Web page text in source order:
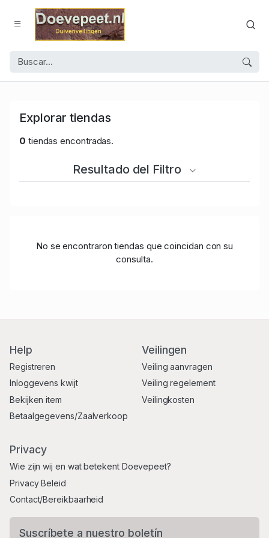
Explorar tiendas
0 tiendas encontradas.
Resultado del Filtro
No se encontraron tiendas que coincidan con su
consulta.
Help
Registreren
Inloggevens kwijt
Bekijken item
Betaalgegevens/Zaalverkoop
Veilingen
Veiling aanvragen
Veiling regelement
Veilingkosten
Privacy
Wie zijn wij en wat betekent Doevepeet?
Privacy Beleid
Contact/Bereikbaarheid
Suscríbete a nuestro boletín